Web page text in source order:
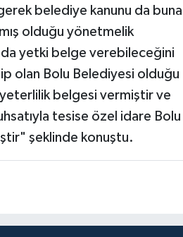
belediye kanunu da buna
olduğu yönetmelik
yetki belge verebileceğini
olan Bolu Belediyesi olduğu
yeterlilik belgesi vermiştir ve
tesise özel idare Bolu
şeklinde konuştu.